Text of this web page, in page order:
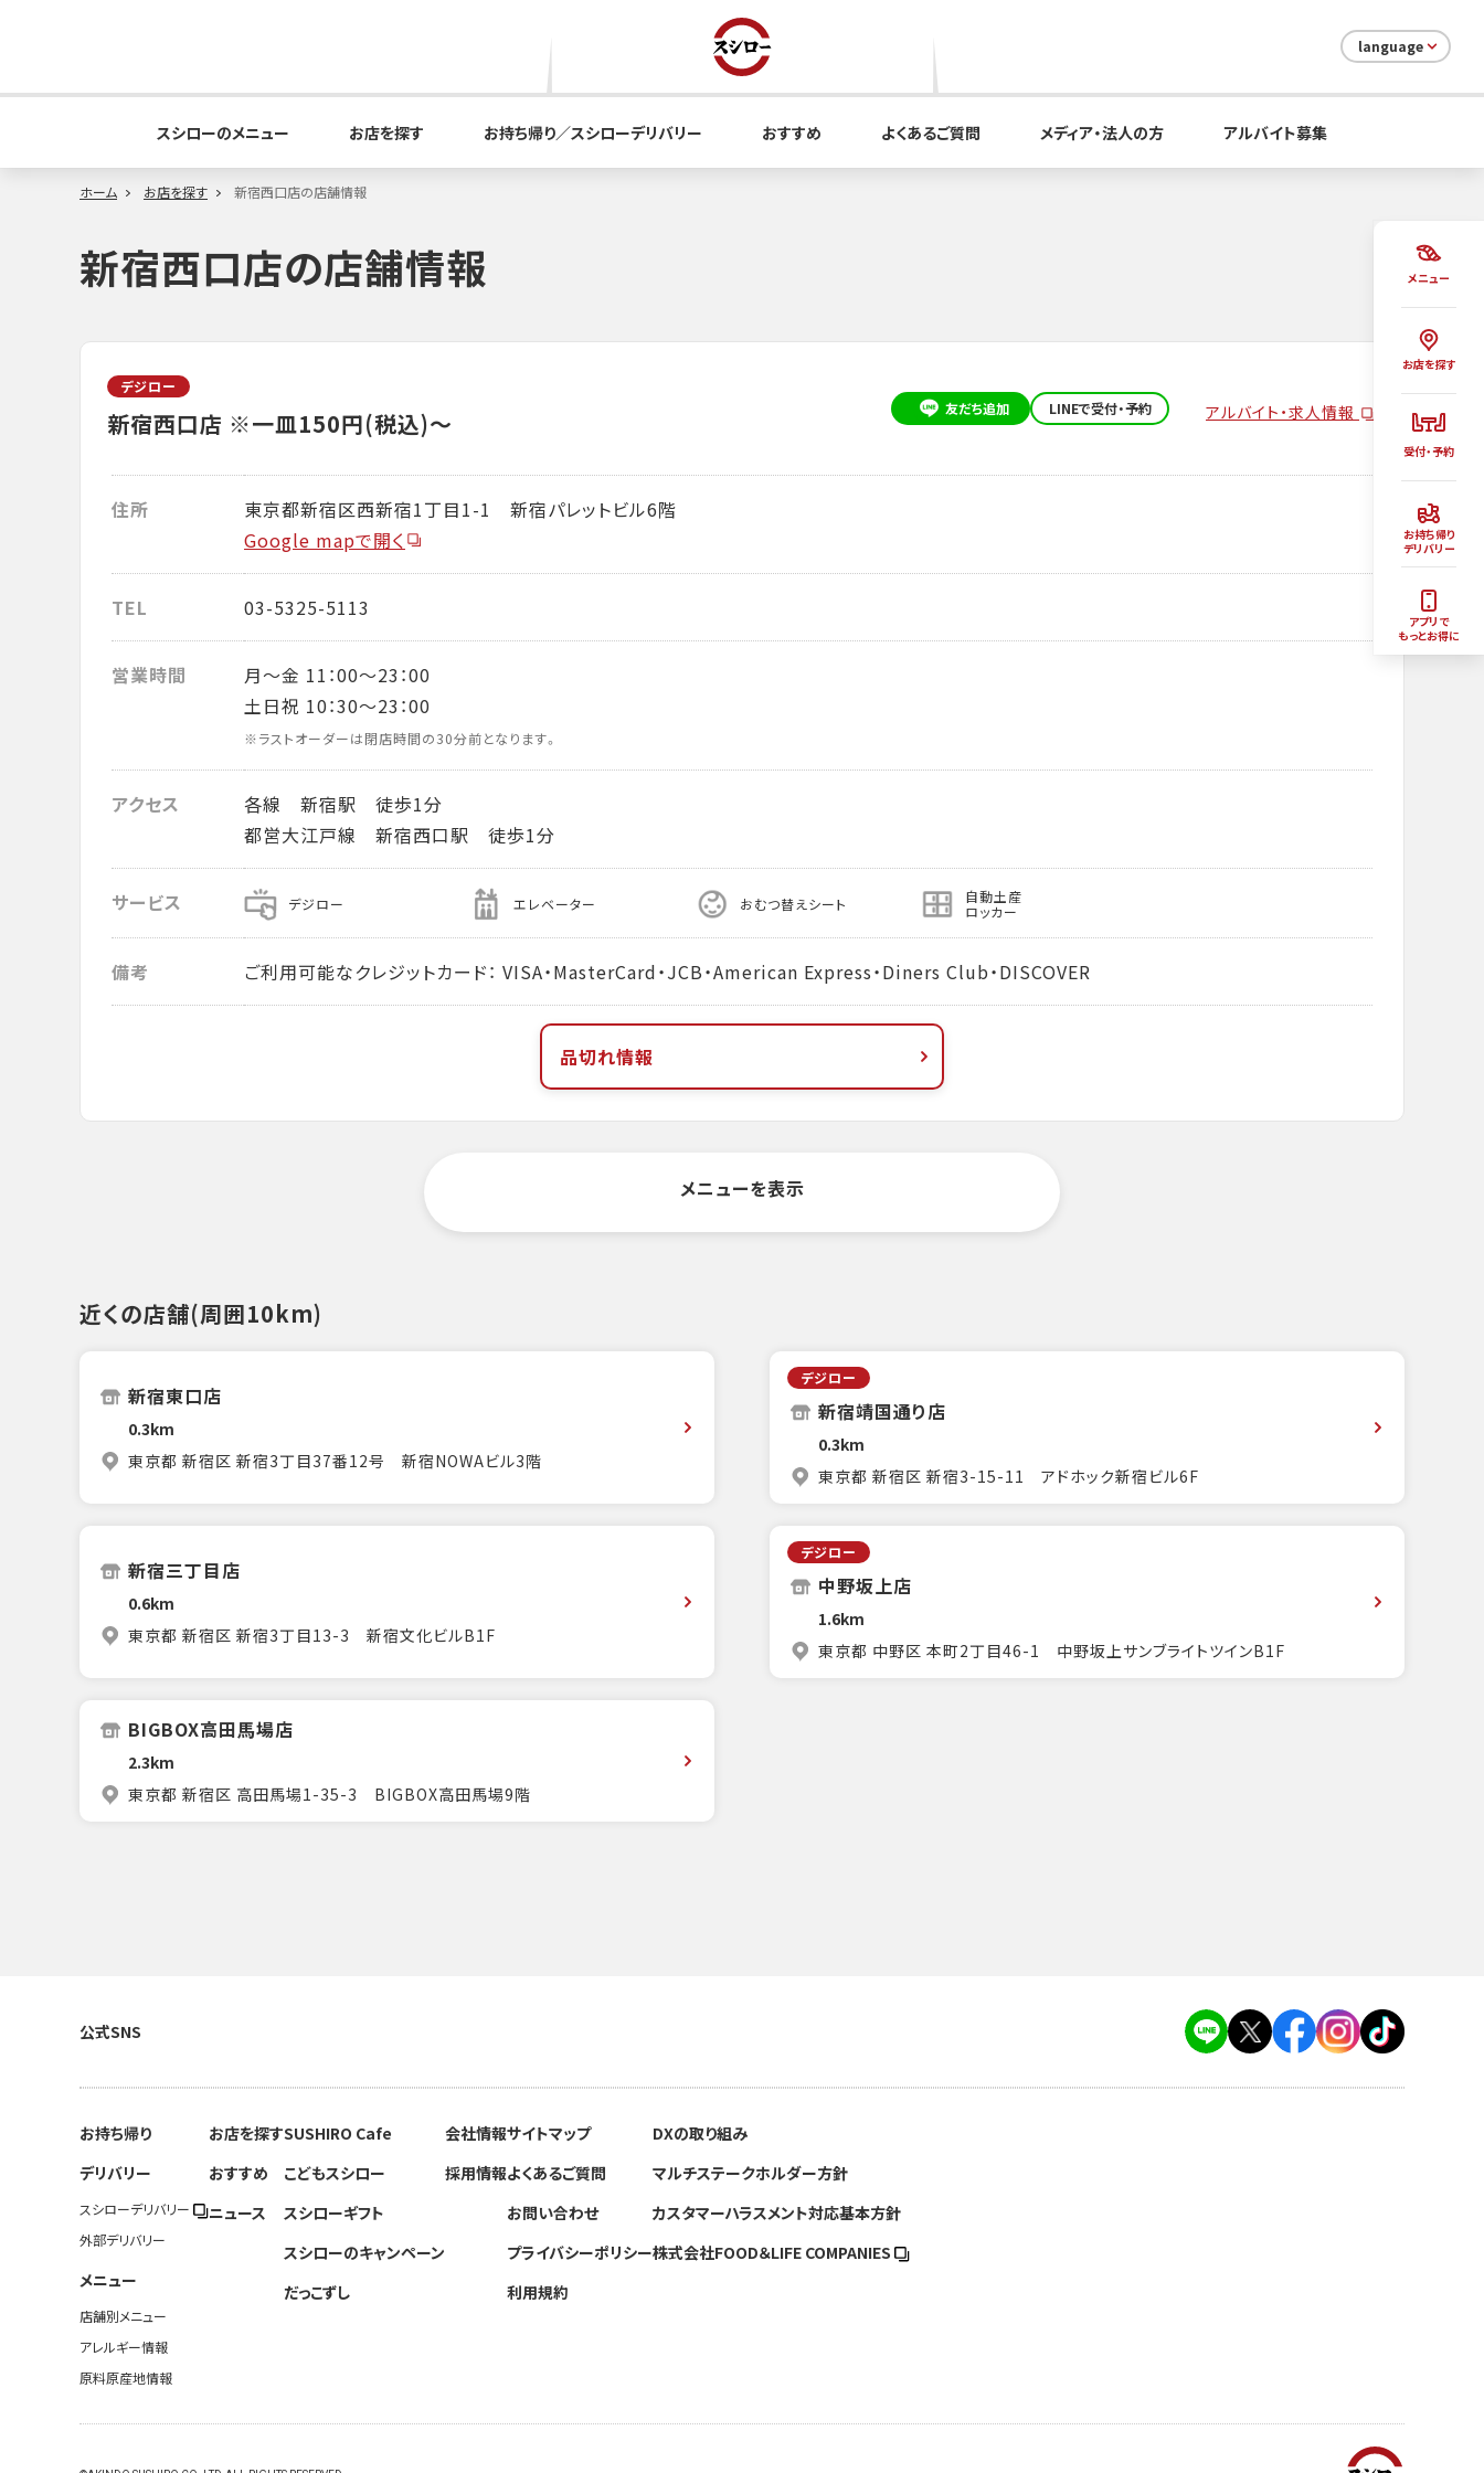
メニュー
お店を探す
受付・予約
お持ち帰り
デリバリー
アプリで
もっとお得に
language
スシローのメニュー お店を探す お持ち帰り／スシローデリバリー おすすめ よくあるご質問 メディア・法人の方 アルバイト募集
ホーム お店を探す 新宿西口店の店舗情報
新宿西口店の店舗情報
デジロー
新宿西口店 ※一皿150円(税込)～ 友だち追加 LINEで受付・予約 アルバイト・求人情報
住所
東京都新宿区西新宿1丁目1-1 新宿パレットビル6階
Google mapで開く
TEL 03-5325-5113
営業時間
月～金 11：00～23：00
土日祝 10：30～23：00
※ラストオーダーは閉店時間の30分前となります。
アクセス
各線 新宿駅 徒歩1分
都営大江戸線 新宿西口駅 徒歩1分
サービス デジロー エレベーター おむつ替えシート 自動土産
ロッカー
備考 ご利用可能なクレジットカード： VISA・MasterCard・JCB・American Express・Diners Club・DISCOVER
品切れ情報
メニューを表示
近くの店舗(周囲10km)
新宿東口店
0.3km
東京都 新宿区 新宿3丁目37番12号 新宿NOWAビル3階
デジロー
新宿靖国通り店
0.3km
東京都 新宿区 新宿3-15-11 アドホック新宿ビル6F
新宿三丁目店
0.6km
東京都 新宿区 新宿3丁目13-3 新宿文化ビルB1F
デジロー
中野坂上店
1.6km
東京都 中野区 本町2丁目46-1 中野坂上サンブライトツインB1F
BIGBOX高田馬場店
2.3km
東京都 新宿区 高田馬場1-35-3 BIGBOX高田馬場9階
公式SNS
お持ち帰り
デリバリー
スシローデリバリー
外部デリバリー
メニュー
店舗別メニュー
アレルギー情報
原料原産地情報
お店を探す
おすすめ
ニュース
SUSHIRO Cafe
こどもスシロー
スシローギフト
スシローのキャンペーン
だっこずし
会社情報
採用情報
サイトマップ
よくあるご質問
お問い合わせ
プライバシーポリシー
利用規約
DXの取り組み
マルチステークホルダー方針
カスタマーハラスメント対応基本方針
株式会社FOOD＆LIFE COMPANIES